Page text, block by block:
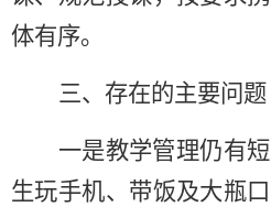
体有序。
三、存在的主要问题
一是教学管理仍有
生玩手机、带饭及大瓶